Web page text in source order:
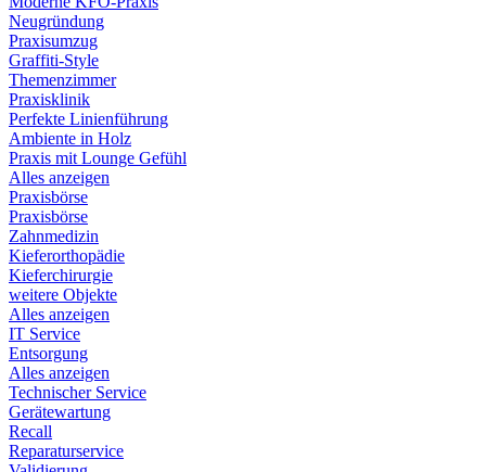
Neugründung
Praxisumzug
Graffiti-Style
Themenzimmer
Praxisklinik
Perfekte Linienführung
Ambiente in Holz
Praxis mit Lounge Gefühl
Alles anzeigen
Praxisbörse
Praxisbörse
Zahnmedizin
Kieferorthopädie
Kieferchirurgie
weitere Objekte
Alles anzeigen
IT Service
Entsorgung
Alles anzeigen
Technischer Service
Gerätewartung
Recall
Reparaturservice